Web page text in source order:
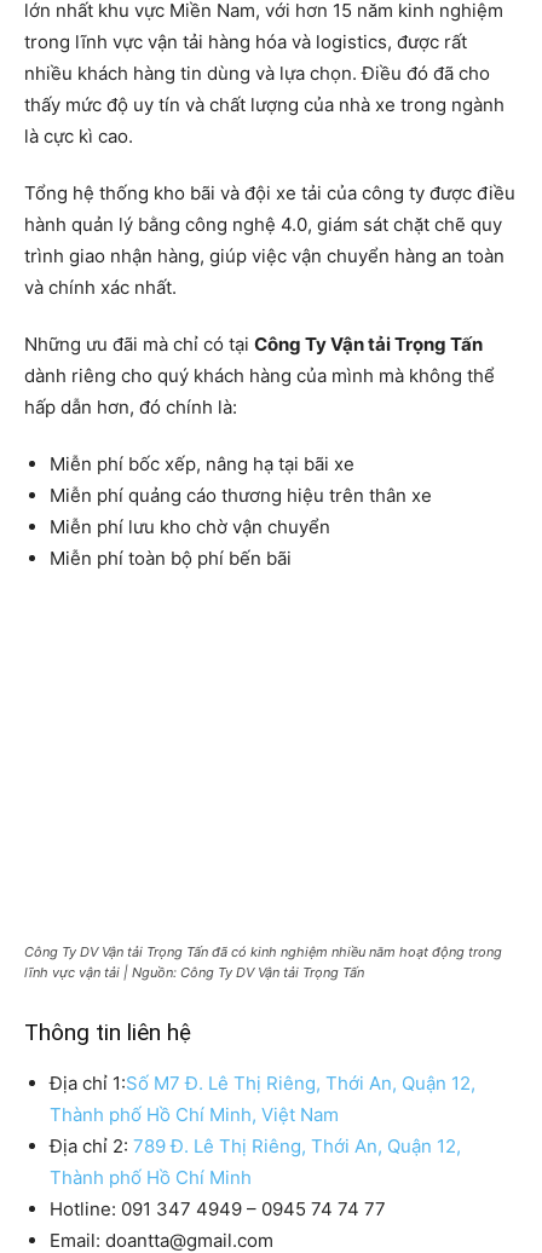
lớn nhất khu vực Miền Nam, với hơn 15 năm kinh nghiệm
trong lĩnh vực vận tải hàng hóa và logistics, được rất
nhiều khách hàng tin dùng và lựa chọn. Điều đó đã cho
thấy mức độ uy tín và chất lượng của nhà xe trong ngành
là cực kì cao.
Tổng hệ thống kho bãi và đội xe tải của công ty được điều
hành quản lý bằng công nghệ 4.0, giám sát chặt chẽ quy
trình giao nhận hàng, giúp việc vận chuyển hàng an toàn
và chính xác nhất.
Những ưu đãi mà chỉ có tại Công Ty Vận tải Trọng Tấn
dành riêng cho quý khách hàng của mình mà không thể
hấp dẫn hơn, đó chính là:
Miễn phí bốc xếp, nâng hạ tại bãi xe
Miễn phí quảng cáo thương hiệu trên thân xe
Miễn phí lưu kho chờ vận chuyển
Miễn phí toàn bộ phí bến bãi
Công Ty DV Vận tải Trọng Tấn đã có kinh nghiệm nhiều năm hoạt động trong
lĩnh vực vận tải | Nguồn: Công Ty DV Vận tải Trọng Tấn
Thông tin liên hệ
Địa chỉ 1:Số M7 Đ. Lê Thị Riêng, Thới An, Quận 12,
Thành phố Hồ Chí Minh, Việt Nam
Địa chỉ 2: 789 Đ. Lê Thị Riêng, Thới An, Quận 12,
Thành phố Hồ Chí Minh
Hotline: 091 347 4949 – 0945 74 74 77
Email: doantta@gmail.com